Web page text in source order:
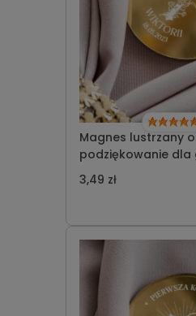
Magnes lustrzany
podziękowanie dla gości
Komunii Świętej wzór
3,49 zł